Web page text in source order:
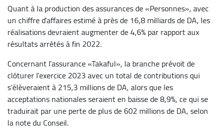
Quant à la production des assurances de «Personnes», avec
un chiffre d’affaires estimé à près de 16,8 milliards de DA, les
réalisations devraient augmenter de 4,6% par rapport aux
résultats arrêtés à fin 2022.
Concernant l’assurance «Takaful», la branche prévoit de
clôturer l’exercice 2023 avec un total de contributions qui
s’élèveraient à 215,3 millions de DA, alors que les
acceptations nationales seraient en baisse de 8,9%, ce qui se
traduirait par une perte de plus de 602 millions de DA, selon
la note du Conseil.